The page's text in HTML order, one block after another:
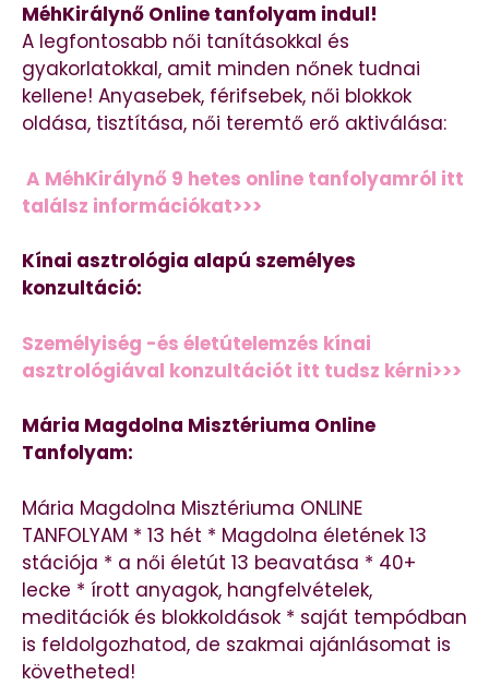
MéhKirálynő Online tanfolyam indul!
A legfontosabb női tanításokkal és
gyakorlatokkal, amit minden nőnek tudnai
kellene! Anyasebek, férifsebek, női blokkok
oldása, tisztítása, női teremtő erő aktiválása:
A MéhKirálynő 9 hetes online tanfolyamról itt
találsz információkat>>>
Kínai asztrológia alapú személyes
konzultáció:
Személyiség -és életútelemzés kínai
asztrológiával konzultációt itt tudsz kérni>>>
Mária Magdolna Misztériuma Online
Tanfolyam:
Mária Magdolna Misztériuma ONLINE
TANFOLYAM * 13 hét * Magdolna életének 13
stációja * a női életút 13 beavatása * 40+
lecke * írott anyagok, hangfelvételek,
meditációk és blokkoldások * saját tempódban
is feldolgozhatod, de szakmai ajánlásomat is
követheted!